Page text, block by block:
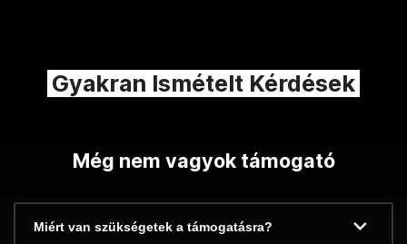
Gyakran Ismételt Kérdések
Még nem vagyok támogató
Miért van szükségetek a támogatásra?